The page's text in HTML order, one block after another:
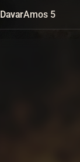
DavarAmos 5